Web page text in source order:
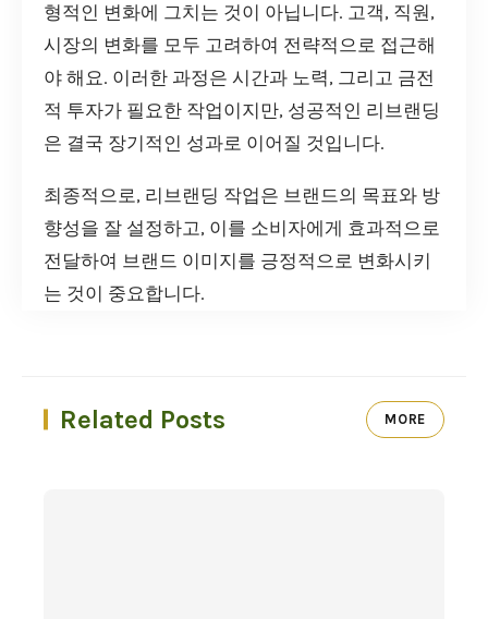
형적인 변화에 그치는 것이 아닙니다. 고객, 직원,
시장의 변화를 모두 고려하여 전략적으로 접근해
야 해요. 이러한 과정은 시간과 노력, 그리고 금전
적 투자가 필요한 작업이지만, 성공적인 리브랜딩
은 결국 장기적인 성과로 이어질 것입니다.
최종적으로, 리브랜딩 작업은 브랜드의 목표와 방
향성을 잘 설정하고, 이를 소비자에게 효과적으로
전달하여 브랜드 이미지를 긍정적으로 변화시키
는 것이 중요합니다.
Related Posts MORE